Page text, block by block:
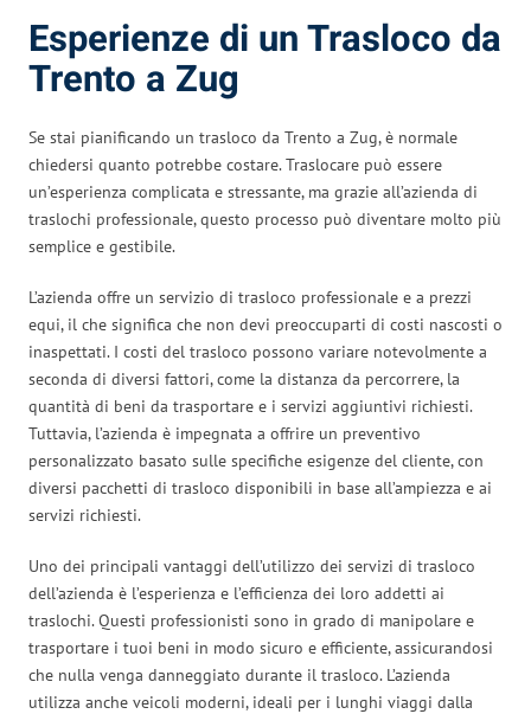
Esperienze di un Trasloco da
Trento a Zug
Se stai pianificando un trasloco da Trento a Zug, è normale
chiedersi quanto potrebbe costare. Traslocare può essere
un’esperienza complicata e stressante, ma grazie all’azienda di
traslochi professionale, questo processo può diventare molto più
semplice e gestibile.
L’azienda offre un servizio di trasloco professionale e a prezzi
equi, il che significa che non devi preoccuparti di costi nascosti o
inaspettati. I costi del trasloco possono variare notevolmente a
seconda di diversi fattori, come la distanza da percorrere, la
quantità di beni da trasportare e i servizi aggiuntivi richiesti.
Tuttavia, l’azienda è impegnata a offrire un preventivo
personalizzato basato sulle specifiche esigenze del cliente, con
diversi pacchetti di trasloco disponibili in base all’ampiezza e ai
servizi richiesti.
Uno dei principali vantaggi dell’utilizzo dei servizi di trasloco
dell’azienda è l’esperienza e l’efficienza dei loro addetti ai
traslochi. Questi professionisti sono in grado di manipolare e
trasportare i tuoi beni in modo sicuro e efficiente, assicurandosi
che nulla venga danneggiato durante il trasloco. L’azienda
utilizza anche veicoli moderni, ideali per i lunghi viaggi dalla